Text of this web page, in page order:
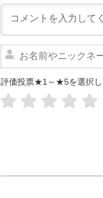
評価投票★1～★5を選択し